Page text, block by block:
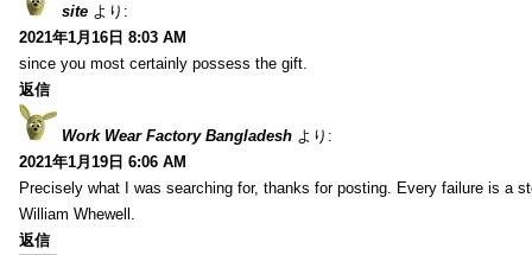
site より:
2021年1月16日 8:03 AM
since you most certainly possess the gift.
返信
Work Wear Factory Bangladesh より:
2021年1月19日 6:06 AM
Precisely what I was searching for, thanks for posting. Every failure is a
William Whewell.
返信